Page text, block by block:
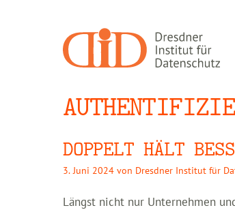
DOPPELT HÄLT
3. Juni 2024 von Dresdner Institut für
Längst nicht nur Unternehmen